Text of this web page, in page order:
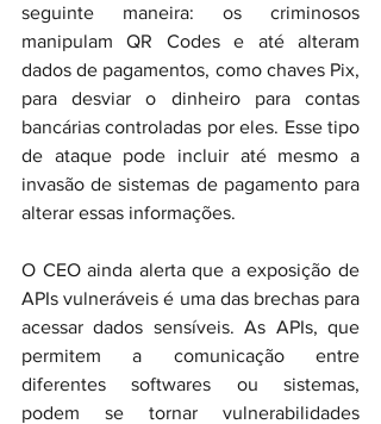
seguinte maneira: os criminosos
manipulam QR Codes e até alteram
dados de pagamentos, como chaves Pix,
para desviar o dinheiro para contas
bancárias controladas por eles. Esse tipo
de ataque pode incluir até mesmo a
invasão de sistemas de pagamento para
alterar essas informações.
O CEO ainda alerta que a exposição de
APIs vulneráveis é uma das brechas para
acessar dados sensíveis. As APIs, que
permitem a comunicação entre
diferentes softwares ou sistemas,
podem se tornar vulnerabilidades